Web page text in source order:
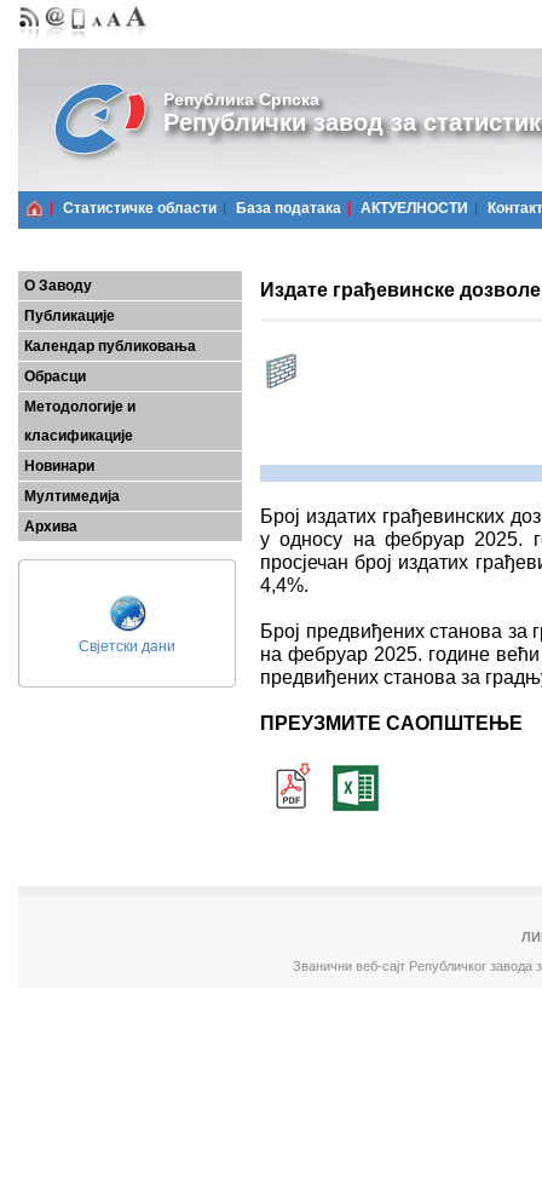
Република Српска
Републички завод за
Статистичке области Базa података АКТУЕЛНОСТИ Контакт
О Заводу
Публикације
Календар публиковања
Обрасци
Методологије и
класификације
Новинари
Мултимедија
Архива
Свјетски дани
Издате грађевинске
Број издатих грађевинских
у односу на фебруар 2025.
просјечан број издатих
4,4%.
Број предвиђених станова за
на фебруар 2025. године већи
предвиђених станова за
ПРЕУЗМИТЕ САОПШТЕЊЕ
Званични веб-сајт Републичког